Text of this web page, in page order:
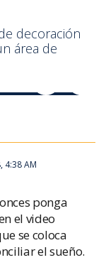
decoración
área de
4:38 AM
ponga
el video
se coloca
el sueño.